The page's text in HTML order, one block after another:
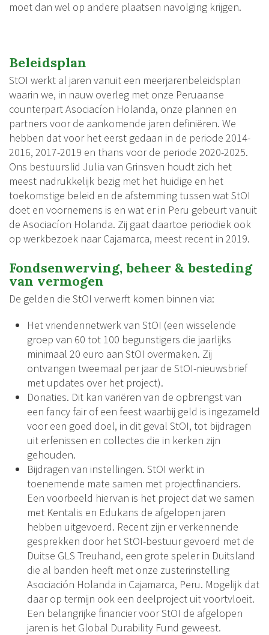
moet dan wel op andere plaatsen navolging krijgen.
Beleidsplan
StOI werkt al jaren vanuit een meerjarenbeleidsplan
waarin we, in nauw overleg met onze Peruaanse
counterpart Asociacíon Holanda, onze plannen en
partners voor de aankomende jaren definiëren. We
hebben dat voor het eerst gedaan in de periode 2014-
2016, 2017-2019 en thans voor de periode 2020-2025.
Ons bestuurslid Julia van Grinsven houdt zich het
meest nadrukkelijk bezig met het huidige en het
toekomstige beleid en de afstemming tussen wat StOI
doet en voornemens is en wat er in Peru gebeurt vanuit
de Asociacíon Holanda. Zij gaat daartoe periodiek ook
op werkbezoek naar Cajamarca, meest recent in 2019.
Fondsenwerving, beheer & besteding
van vermogen
De gelden die StOI verwerft komen binnen via:
Het vriendennetwerk van StOI (een wisselende
groep van 60 tot 100 begunstigers die jaarlijks
minimaal 20 euro aan StOI overmaken. Zij
ontvangen tweemaal per jaar de StOI-nieuwsbrief
met updates over het project).
Donaties. Dit kan variëren van de opbrengst van
een fancy fair of een feest waarbij geld is ingezameld
voor een goed doel, in dit geval StOI, tot bijdragen
uit erfenissen en collectes die in kerken zijn
gehouden.
Bijdragen van instellingen. StOI werkt in
toenemende mate samen met projectfinanciers.
Een voorbeeld hiervan is het project dat we samen
met Kentalis en Edukans de afgelopen jaren
hebben uitgevoerd. Recent zijn er verkennende
gesprekken door het StOI-bestuur gevoerd met de
Duitse GLS Treuhand, een grote speler in Duitsland
die al banden heeft met onze zusterinstelling
Asociación Holanda in Cajamarca, Peru. Mogelijk dat
daar op termijn ook een deelproject uit voortvloeit.
Een belangrijke financier voor StOI de afgelopen
jaren is het Global Durability Fund geweest.